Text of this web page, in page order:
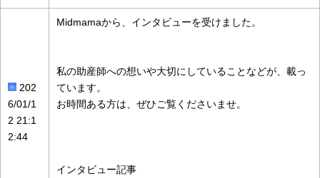
202
6/01/1
2 21:1
2:44
Midmamaから、インタビューを受けました。
私の助産師への想いや大切にしていることなどが、載っ
ています。
お時間ある方は、ぜひご覧くださいませ。
インタビュー記事